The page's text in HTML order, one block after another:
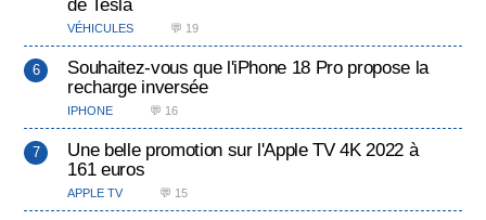
de Tesla
VÉHICULES 💬 19
Souhaitez-vous que l'iPhone 18 Pro propose la
recharge inversée
IPHONE 💬 16
Une belle promotion sur l'Apple TV 4K 2022 à
161 euros
APPLE TV 💬 15